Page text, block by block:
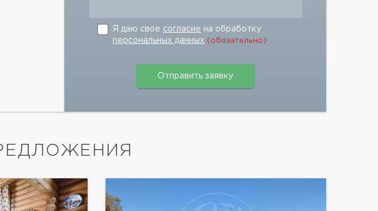
Я даю свое согласие на обработку
персональных данных (обязательно)